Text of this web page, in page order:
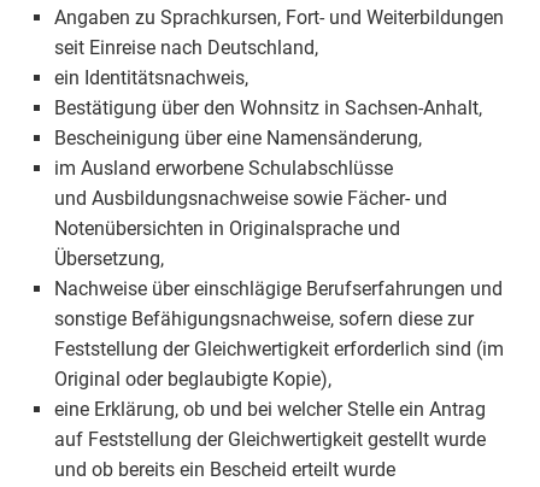
Angaben zu Sprachkursen, Fort- und Weiterbildungen
seit Einreise nach Deutschland,
ein Identitätsnachweis,
Bestätigung über den Wohnsitz in Sachsen-Anhalt,
Bescheinigung über eine Namensänderung,
im Ausland erworbene Schulabschlüsse
und Ausbildungsnachweise sowie Fächer- und
Notenübersichten in Originalsprache und
Übersetzung,
Nachweise über einschlägige Berufserfahrungen und
sonstige Befähigungsnachweise, sofern diese zur
Feststellung der Gleichwertigkeit erforderlich sind (im
Original oder beglaubigte Kopie),
eine Erklärung, ob und bei welcher Stelle ein Antrag
auf Feststellung der Gleichwertigkeit gestellt wurde
und ob bereits ein Bescheid erteilt wurde